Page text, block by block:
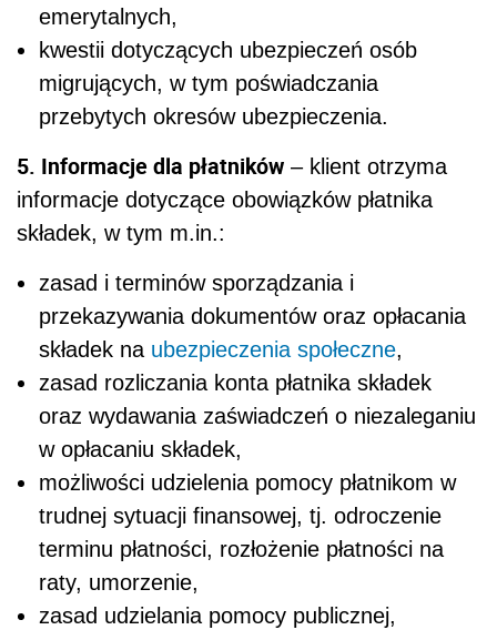
emerytalnych,
kwestii dotyczących ubezpieczeń osób
migrujących, w tym poświadczania
przebytych okresów ubezpieczenia.
5. Informacje dla płatników – klient otrzyma
informacje dotyczące obowiązków płatnika
składek, w tym m.in.:
zasad i terminów sporządzania i
przekazywania dokumentów oraz opłacania
składek na ubezpieczenia społeczne,
zasad rozliczania konta płatnika składek
oraz wydawania zaświadczeń o niezaleganiu
w opłacaniu składek,
możliwości udzielenia pomocy płatnikom w
trudnej sytuacji finansowej, tj. odroczenie
terminu płatności, rozłożenie płatności na
raty, umorzenie,
zasad udzielania pomocy publicznej,